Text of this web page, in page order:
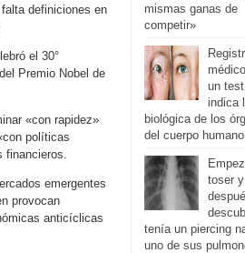
definiciones en
el 30°
Premio Nobel de
«con rapidez»
políticas
financieros.
emergentes
provocan
anticíclicas
mismas ganas de
competir»
un
indica
biológica de los
del cuerpo humano
toser
tenía un piercing
uno de sus